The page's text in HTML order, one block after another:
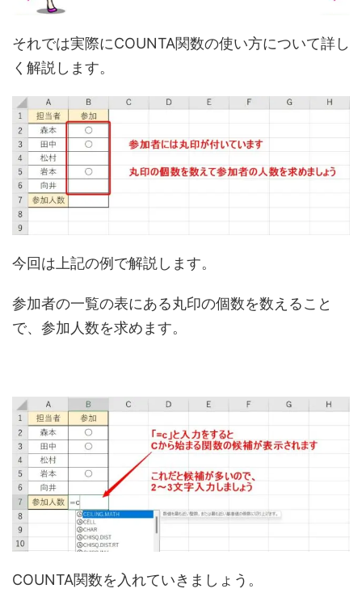
それでは実際にCOUNTA関数の使い方について詳し
く解説します。
今回は上記の例で解説します。
参加者の一覧の表にある丸印の個数を数えること
で、参加人数を求めます。
COUNTA関数を入れていきましょう。